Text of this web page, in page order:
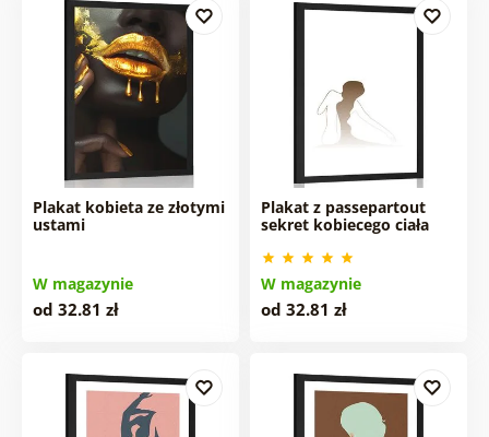
Plakat kobieta ze złotymi
ustami
W magazynie
od 32.81 zł
Plakat z passepartout
sekret kobiecego ciała
W magazynie
od 32.81 zł